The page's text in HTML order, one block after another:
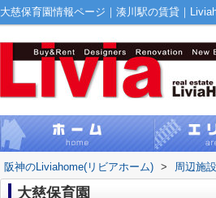
大慈保育園情報ページ｜湊川駅の賃貸｜
阪神のLiviahome(リビアホーム) > 周辺施
大慈保育園